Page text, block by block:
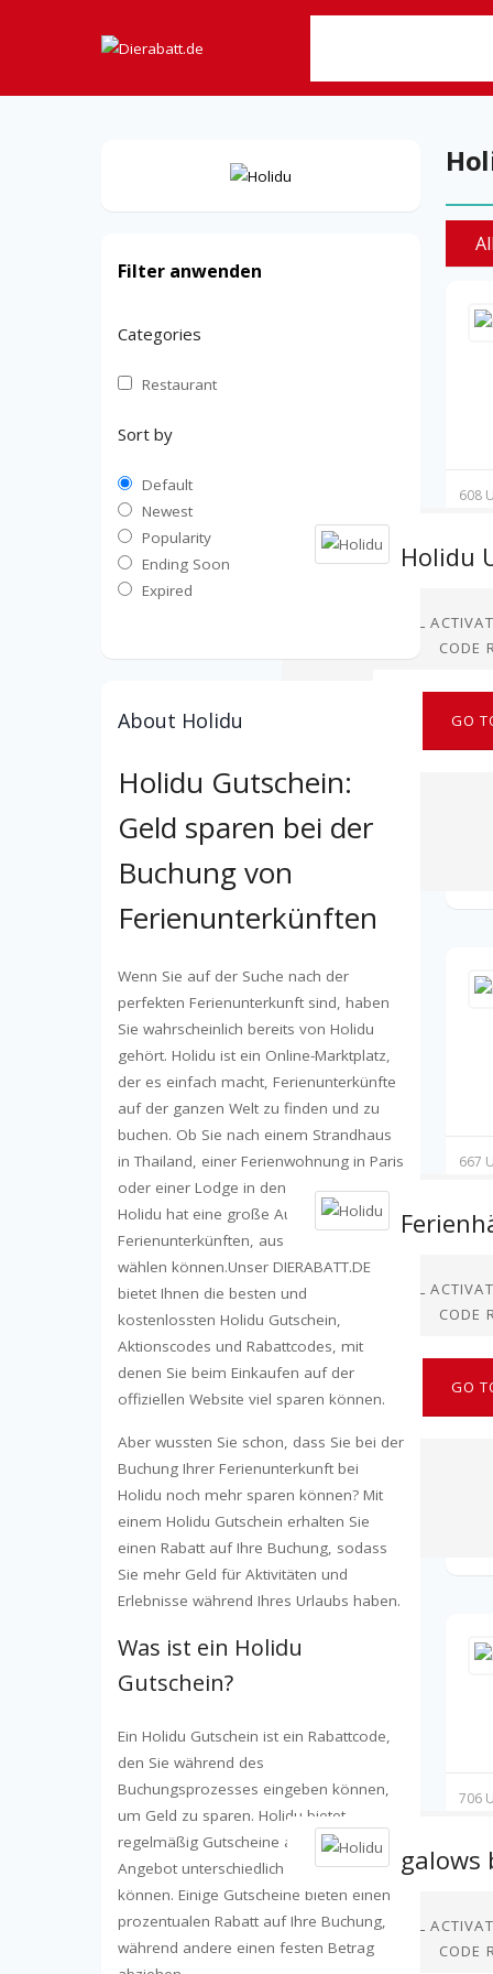
608
DEAL
CODE
GO
667
DEAL
CODE
GO
706
DEAL
CODE
Filter anwenden
Categories
Restaurant
Sort by
Default
Newest
Popularity
Ending Soon
Expired
About Holidu
Holidu Gutschein:
Geld sparen bei der
Buchung von
Ferienunterkünften
Wenn Sie auf der Suche nach der
perfekten Ferienunterkunft sind, haben
Sie wahrscheinlich bereits von Holidu
gehört. Holidu ist ein Online-Marktplatz,
der es einfach macht, Ferienunterkünfte
auf der ganzen Welt zu finden und zu
buchen. Ob Sie nach einem Strandhaus
in Thailand, einer Ferienwohnung in Paris
oder einer Lodge in den Bergen suchen,
Holidu hat eine große Auswahl an
Ferienunterkünften, aus denen Sie
wählen können.Unser DIERABATT.DE
bietet Ihnen die besten und
kostenlossten Holidu Gutschein,
Aktionscodes und Rabattcodes, mit
denen Sie beim Einkaufen auf der
offiziellen Website viel sparen können.
Aber wussten Sie schon, dass Sie bei der
Buchung Ihrer Ferienunterkunft bei
Holidu noch mehr sparen können? Mit
einem Holidu Gutschein erhalten Sie
einen Rabatt auf Ihre Buchung, sodass
Sie mehr Geld für Aktivitäten und
Erlebnisse während Ihres Urlaubs haben.
Was ist ein Holidu
Gutschein?
Ein Holidu Gutschein ist ein Rabattcode,
den Sie während des
Buchungsprozesses eingeben können,
um Geld zu sparen. Holidu bietet
regelmäßig Gutscheine an, die je nach
Angebot unterschiedlich ausfallen
können. Einige Gutscheine bieten einen
prozentualen Rabatt auf Ihre Buchung,
während andere einen festen Betrag